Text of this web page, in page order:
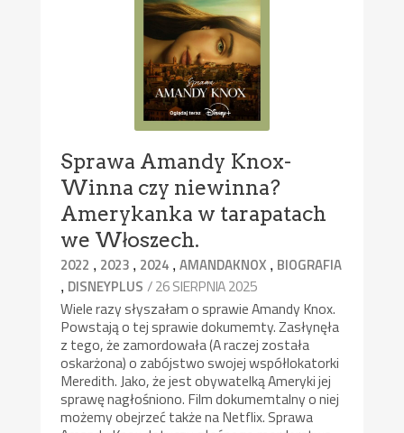
Sprawa Amandy Knox-
Winna czy niewinna?
Amerykanka w tarapatach
we Włoszech.
2022 , 2023 , 2024 ,AMANDAKNOX , BIOGRAFIA
, DISNEYPLUS / 26 SIERPNIA 2025
Wiele razy słyszałam o sprawie Amandy Knox.
Powstają o tej sprawie dokumemty. Zasłynęła
z tego, że zamordowała (A raczej została
oskarżona) o zabójstwo swojej współlokatorki
Meredith. Jako, że jest obywatelką Ameryki jej
sprawę nagłośniono. Film dokumemtalny o niej
możemy obejrzeć także na Netflix. Sprawa